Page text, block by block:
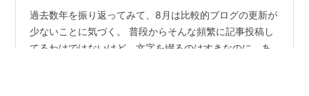
過去数年を振り返ってみて、8月は比較的ブログの更新が
少ないことに気づく。 普段からそんな頻繁に記事投稿し
てるわけではないけど。文字を綴るのはすきなのに、あ